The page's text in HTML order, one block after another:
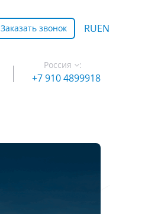
Заказать звонок RUEN
Россия :
+7 910 4899918